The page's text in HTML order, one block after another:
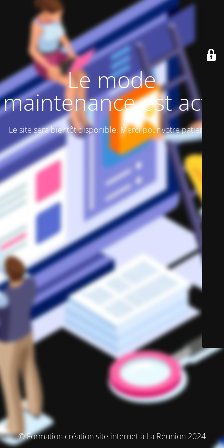
Le mode
maintenance est actif
Le site sera bientôt disponible. Merci pour votre patience!
© Formation création site internet à La Réunion 2024